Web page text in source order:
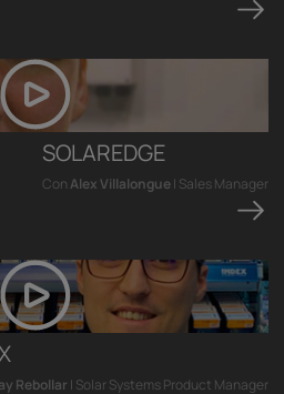
SOLAREDGE
ConAlex Villalongue| Sales Manager
Rebollar | Solar Systems Product Manager